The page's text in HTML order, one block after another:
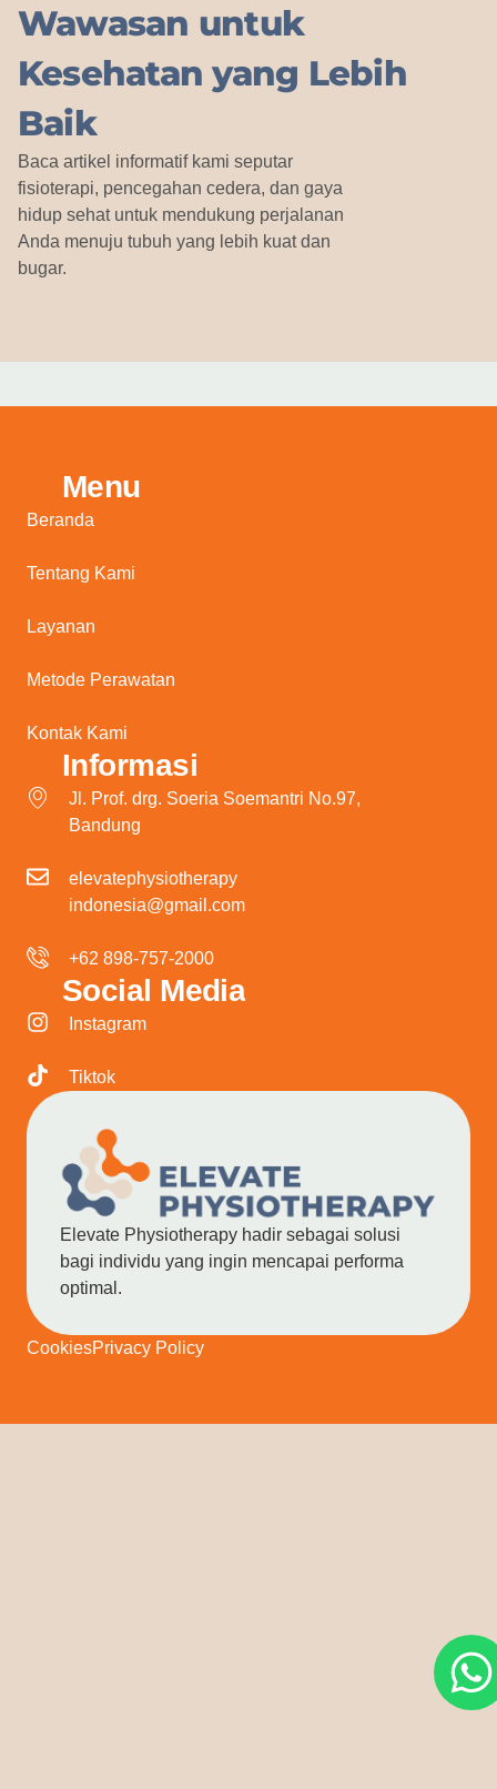
Wawasan untuk
Kesehatan yang Lebih
Baik
Baca artikel informatif kami seputar
fisioterapi, pencegahan cedera, dan gaya
hidup sehat untuk mendukung perjalanan
Anda menuju tubuh yang lebih kuat dan
bugar.
Menu
Beranda
Tentang Kami
Layanan
Metode Perawatan
Kontak Kami
Informasi
Jl. Prof. drg. Soeria Soemantri No.97,
Bandung
elevatephysiotherapy
indonesia@gmail.com
+62 898-757-2000
Social Media
Instagram
Tiktok
Elevate Physiotherapy hadir sebagai solusi
bagi individu yang ingin mencapai performa
optimal.
CookiesPrivacy Policy